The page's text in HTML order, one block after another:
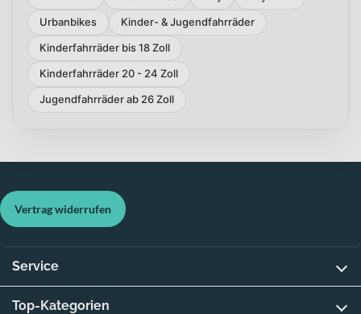
Urbanbikes
Kinder- & Jugendfahrräder
Kinderfahrräder bis 18 Zoll
Kinderfahrräder 20 - 24 Zoll
Jugendfahrräder ab 26 Zoll
Vertrag widerrufen
Service
Top-Kategorien